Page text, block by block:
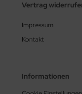
Vertrag
Impressum
Kontakt
Informationen